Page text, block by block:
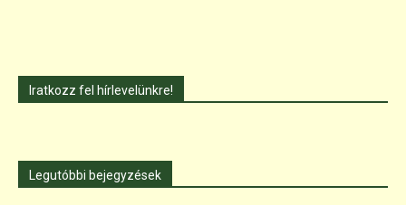
Iratkozz fel hírlevelünkre!
Legutóbbi bejegyzések